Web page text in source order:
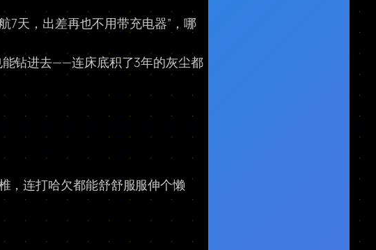
7天，出差再也不用带充电器”，哪
能钻进去——连床底积了3年的灰尘都
，连打哈欠都能舒舒服服伸个懒